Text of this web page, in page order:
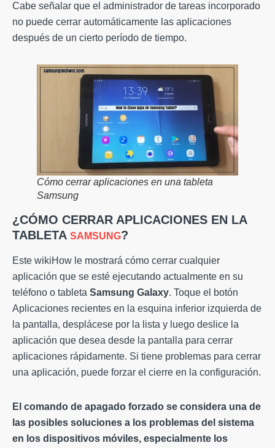
Cabe señalar que el administrador de tareas incorporado
no puede cerrar automáticamente las aplicaciones
después de un cierto período de tiempo.
Cómo cerrar aplicaciones en una tableta
Samsung
¿CÓMO CERRAR APLICACIONES EN LA
TABLETA SAMSUNG?
Este wikiHow le mostrará cómo cerrar cualquier
aplicación que se esté ejecutando actualmente en su
teléfono o tableta Samsung Galaxy. Toque el botón
Aplicaciones recientes en la esquina inferior izquierda de
la pantalla, desplácese por la lista y luego deslice la
aplicación que desea desde la pantalla para cerrar
aplicaciones rápidamente. Si tiene problemas para cerrar
una aplicación, puede forzar el cierre en la configuración.
El comando de apagado forzado se considera una de
las posibles soluciones a los problemas del sistema
en los dispositivos móviles, especialmente los